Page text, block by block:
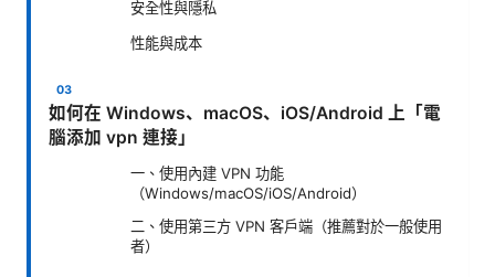
安全性與隱私
性能與成本
如何在 Windows、macOS、iOS/Android 上「電
腦添加 vpn 連接」
一、使用內建 VPN 功能
（Windows/macOS/iOS/Android）
二、使用第三方 VPN 客戶端（推薦對於一般使用
者）